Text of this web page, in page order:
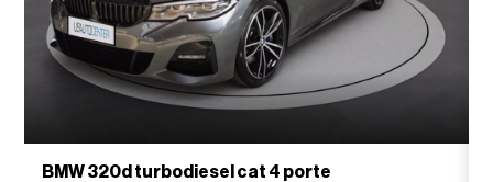
BMW 320d turbodiesel cat 4 porte